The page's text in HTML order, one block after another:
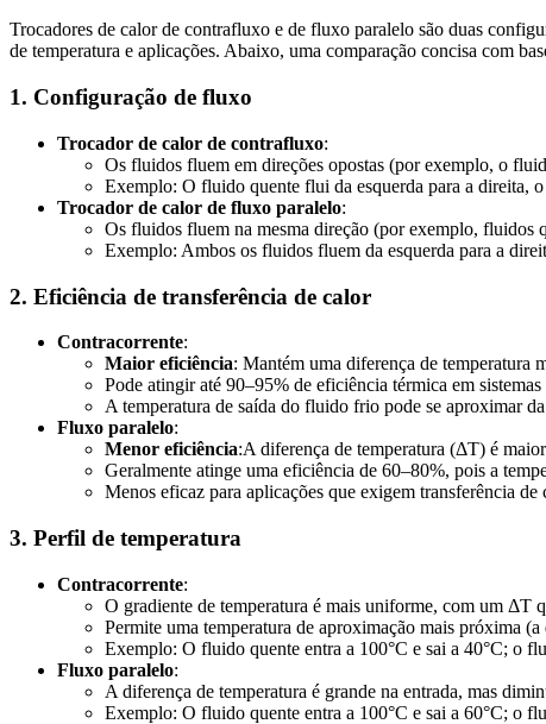
Trocadores de calor de contrafluxo e de fluxo paralelo são duas
de temperatura e aplicações. Abaixo, uma comparação concisa com
1. Configuração de fluxo
Trocador de calor de contrafluxo:
Os fluidos fluem em direções opostas (por exemplo, o
Exemplo: O fluido quente flui da esquerda para a direita,
Trocador de calor de fluxo paralelo:
Os fluidos fluem na mesma direção (por exemplo, fluidos
Exemplo: Ambos os fluidos fluem da esquerda para a
2. Eficiência de transferência de calor
Contracorrente:
Maior eficiência: Mantém uma diferença de temperatura
Pode atingir até 90–95% de eficiência térmica em
A temperatura de saída do fluido frio pode se aproximar
Fluxo paralelo:
Menor eficiência:A diferença de temperatura (ΔT) é
Geralmente atinge uma eficiência de 60–80%, pois a
Menos eficaz para aplicações que exigem transferência de
3. Perfil de temperatura
Contracorrente:
O gradiente de temperatura é mais uniforme, com um ΔT
Permite uma temperatura de aproximação mais próxima
Exemplo: O fluido quente entra a 100°C e sai a 40°C; o
Fluxo paralelo:
A diferença de temperatura é grande na entrada, mas
Exemplo: O fluido quente entra a 100°C e sai a 60°C; o